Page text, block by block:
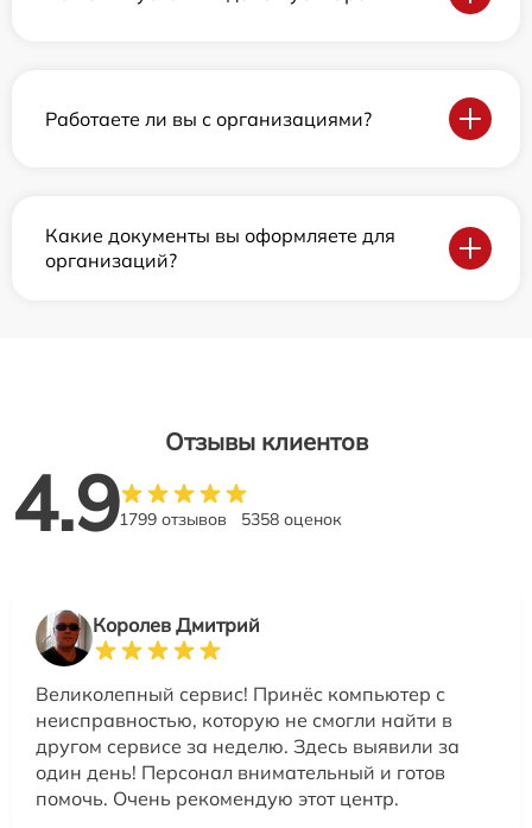
Работаете ли вы с организациями?
Какие документы вы оформляете для
организаций?
Отзывы клиентов
4.91799 отзывов 5358 оценок
Королев Дмитрий
Великолепный сервис! Принёс компьютер с
неисправностью, которую не смогли найти в
другом сервисе за неделю. Здесь выявили за
один день! Персонал внимательный и готов
помочь. Очень рекомендую этот центр.